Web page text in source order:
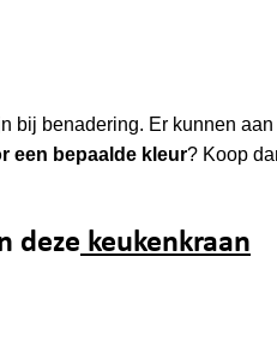
bij benadering. Er kunnen
een bepaalde kleur? Koop
deze keukenkraan